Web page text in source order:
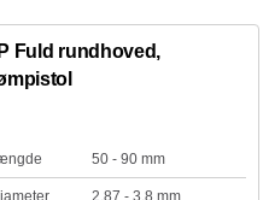
Fuld rundhoved,
50 - 90 mm
2.87 - 3.8 mm